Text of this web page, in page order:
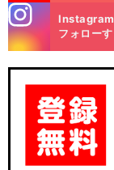
m
フォロー